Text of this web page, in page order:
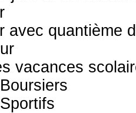
avec quantième
vacances